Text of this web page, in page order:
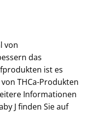
von
das
ist es
THCa-Produkten
Informationen
J finden Sie auf